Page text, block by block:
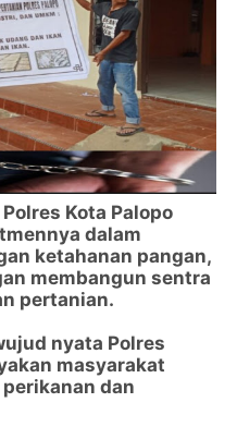
Polres Kota Palopo
dalam
ketahanan pangan,
membangun sentra
pertanian.
nyata Polres
masyarakat
dan